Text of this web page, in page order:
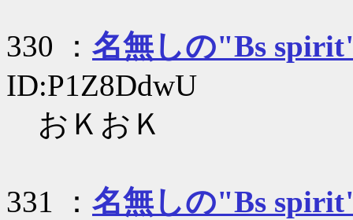
330 ： 名無しの"Bs
ID:P1Z8DdwU
おＫおＫ
331 ： 名無しの"Bs